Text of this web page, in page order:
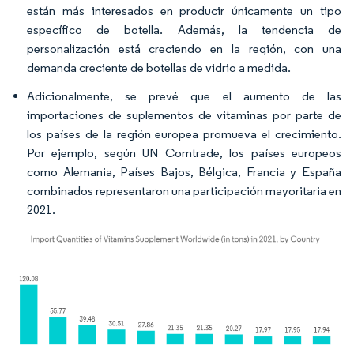
están más interesados en producir únicamente un tipo
específico de botella. Además, la tendencia de
personalización está creciendo en la región, con una
demanda creciente de botellas de vidrio a medida.
Adicionalmente, se prevé que el aumento de las
importaciones de suplementos de vitaminas por parte de
los países de la región europea promueva el crecimiento.
Por ejemplo, según UN Comtrade, los países europeos
como Alemania, Países Bajos, Bélgica, Francia y España
combinados representaron una participación mayoritaria en
2021.